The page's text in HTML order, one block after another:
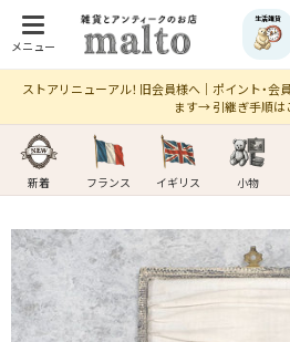
メニュー
生活雑貨
ストアリニューアル！ 旧会員様へ｜ポイント・
ます→ 引継ぎ手順は
新着 フランス イギリス 小物